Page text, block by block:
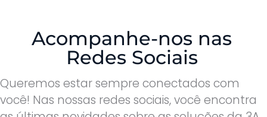
Acompanhe-nos nas
Redes Sociais
Queremos estar sempre conectados com
você! Nas nossas redes sociais, você encontra